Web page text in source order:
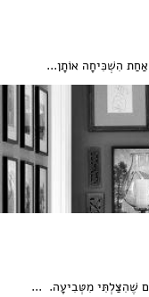
הִשְׁכִּיחָה אוֹתָן...
שֶׁהִצַּלְתִּי מִטְּבִיעָה. ...